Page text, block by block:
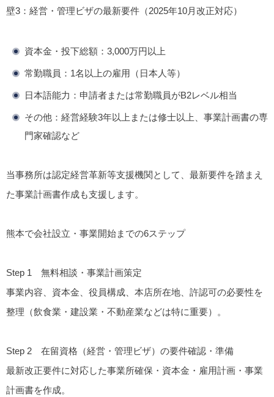
壁3：経営・管理ビザの最新要件（2025年10月改正対応）
資本金・投下総額： 3,000万円以上
常勤職員： 1名以上の雇用（日本人等）
日本語能力：申請者または常勤職員がB2レベル相当
その他：経営経験3年以上または修士以上、事業計画書の専
門家確認など
当事務所は認定経営革新等支援機関として、最新要件を踏まえ
た事業計画書作成も支援します。
熊本で会社設立・事業開始までの6ステップ
Step 1 無料相談・事業計画策定
事業内容、資本金、役員構成、本店所在地、許認可の必要性を
整理（飲食業・建設業・不動産業などは特に重要）。
Step 2 在留資格（経営・管理ビザ）の要件確認・準備
最新改正要件に対応した事業所確保・資本金・雇用計画・事業
計画書を作成。